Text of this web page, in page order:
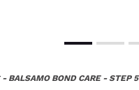
BALSAMO BOND CARE - STEP 5